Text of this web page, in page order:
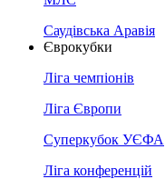
Саудівська Аравія
Єврокубки
Ліга чемпіонів
Ліга Європи
Суперкубок УЄФА
Ліга конференцій